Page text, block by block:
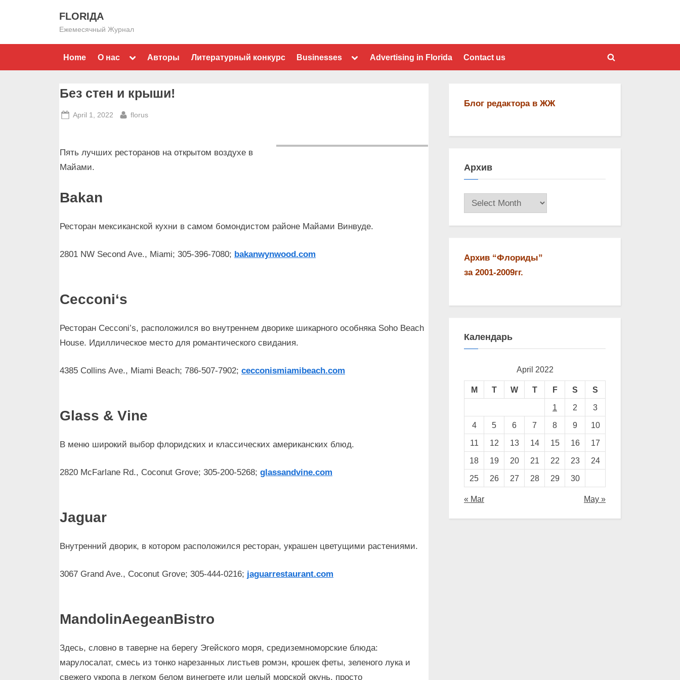
FLORIДА
Ежемесячный Журнал
Home О нас
ToggleАвторы Литературный конкурс Businesses
ToggleAdvertising in Florida Contact us
Toggle
Без стен и крыши!
Posted
April 1, 2022 By
florus
Пять лучших ресторанов на открытом воздухе в
Майами.
Bakan
Ресторан мексиканской кухни в самом бомондистом районе Майами Винвуде.
2801 NW Second Ave., Miami; 305-396-7080; bakanwynwood.com
Cecconi‘s
Ресторан Cecconi’s, расположился во внутреннем дворике шикарного особняка Soho Beach
House. Идиллическое место для романтического свидания.
4385 Collins Ave., Miami Beach; 786-507-7902; cecconismiamibeach.com
Glass & Vine
В меню широкий выбор флоридских и классических американских блюд.
2820 McFarlane Rd., Coconut Grove; 305-200-5268; glassandvine.com
Jaguar
Внутренний дворик, в котором расположился ресторан, украшен цветущими растениями.
3067 Grand Ave., Coconut Grove; 305-444-0216; jaguarrestaurant.com
MandolinAegeanBistro
Здесь, словно в таверне на берегу Эгейского моря, средиземноморские блюда:
марулосалат, смесь из тонко нарезанных листьев ромэн, крошек феты, зеленого лука и
свежего укропа в легком белом винегрете или целый морской окунь, просто
Блог редактора в ЖЖ
Архив
Архив
Архив “Флориды”
за 2001-2009гг.
Календарь
April 2022
M T W T F S
S
1
2
3
4
5 6 7 8 9
10
11
12 13 14 15 16
17
18
19 20 21 22 23
24
25
26 27 28 29 30
« Mar May »